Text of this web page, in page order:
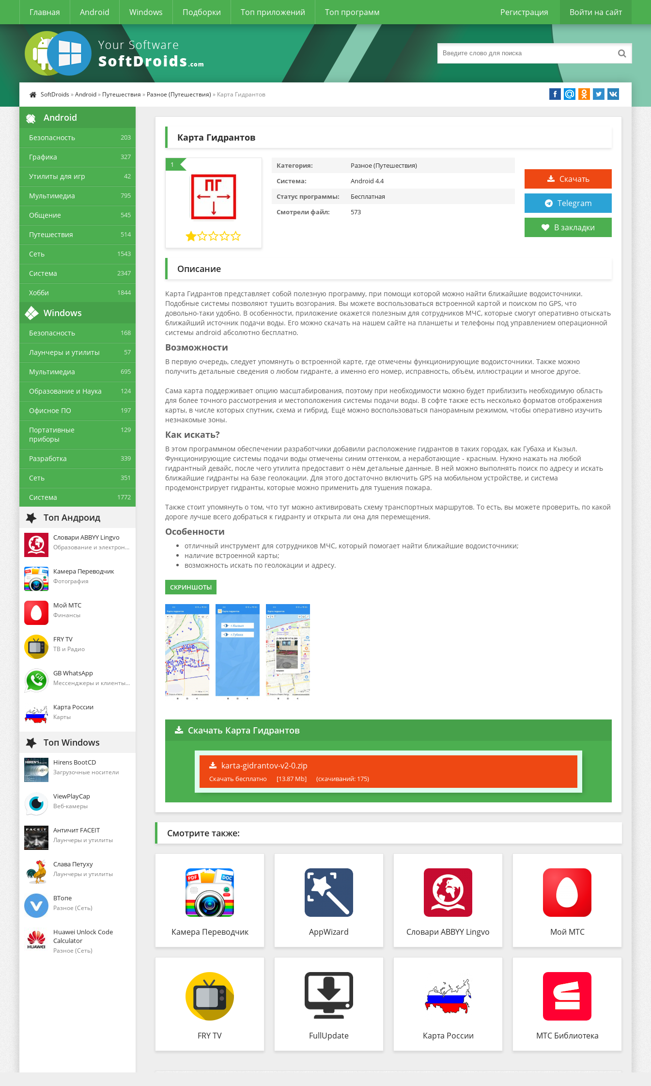
Главная Android Windows Подборки Топ приложений Топ программ Регистрация Войти на сайт
SoftDroids »Android» Путешествия » Разное (Путешествия) » Карта Гидрантов
Android
Безопасность 203
Графика 327
Утилиты для игр 42
Мультимедиа 795
Общение 545
Путешествия 514
Сеть 1543
Система 2347
Хобби 1844
Windows
Безопасность 168
Лаунчеры и утилиты 57
Мультимедиа 695
Образование и Наука 124
Офисное ПО 197
Портативные
приборы
129
Разработка 339
Сеть 351
Система 1772
Топ Андроид
Словари ABBYY Lingvo
Образование и электронные книги
Камера Переводчик
Фотография
Мой МТС
Финансы
FRY TV
ТВ и Радио
GB WhatsApp
Мессенджеры и клиенты голосового общения
Карта России
Карты
Топ Windows
Hirens BootCD
Загрузочные носители
ViewPlayCap
Веб-камеры
Античит FACEIT
Лаунчеры и утилиты
Слава Петуху
Лаунчеры и утилиты
ВТопе
Разное (Сеть)
Huawei Unlock Code
Calculator
Разное (Сеть)
Карта Гидрантов
1
Скачать
Telegram
В закладки
Категория:
Разное (Путешествия)
Система:
Android 4.4
Статус программы:
Бесплатная
Смотрели файл:
573
Описание
Карта Гидрантов представляет собой полезную программу, при помощи которой можно найти ближайшие водоисточники.
Подобные системы позволяют тушить возгорания. Вы можете воспользоваться встроенной картой и поиском по GPS, что
довольно-таки удобно. В особенности, приложение окажется полезным для сотрудников МЧС, которые смогут оперативно отыскать
ближайший источник подачи воды. Его можно скачать на нашем сайте на планшеты и телефоны под управлением операционной
системы android абсолютно бесплатно.
Возможности
В первую очередь, следует упомянуть о встроенной карте, где отмечены функционирующие водоисточники. Также можно
получить детальные сведения о любом гидранте, а именно его номер, исправность, объём, иллюстрации и многое другое.
Сама карта поддерживает опцию масштабирования, поэтому при необходимости можно будет приблизить необходимую область
для более точного рассмотрения и местоположения системы подачи воды. В софте также есть несколько форматов отображения
карты, в числе которых спутник, схема и гибрид. Ещё можно воспользоваться панорамным режимом, чтобы оперативно изучить
незнакомые зоны.
Как искать?
В этом программном обеспечении разработчики добавили расположение гидрантов в таких городах, как Губаха и Кызыл.
Функционирующие системы подачи воды отмечены синим оттенком, а неработающие - красным. Нужно нажать на любой
гидрантный девайс, после чего утилита предоставит о нём детальные данные. В ней можно выполнять поиск по адресу и искать
ближайшие гидранты на базе геолокации. Для этого достаточно включить GPS на мобильном устройстве, и система
продемонстрирует гидранты, которые можно применить для тушения пожара.
Также стоит упомянуть о том, что тут можно активировать схему транспортных маршрутов. То есть, вы можете проверить, по какой
дороге лучше всего добраться к гидранту и открыта ли она для перемещения.
Особенности
отличный инструмент для сотрудников МЧС, который помогает найти ближайшие водоисточники;
наличие встроенной карты;
возможность искать по геолокации и адресу.
СКРИНШОТЫ
Скачать Карта Гидрантов
karta-gidrantov-v2-0.zip
Скачать бесплатно [13.87 Mb] (cкачиваний: 175)
Смотрите также:
Камера Переводчик AppWizard Словари ABBYY Lingvo Мой МТС
FRY TV FullUpdate Карта России МТС Библиотека